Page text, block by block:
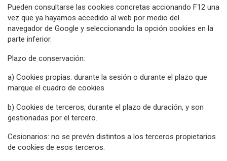
Pueden consultarse las cookies concretas accionando F12 una
vez que ya hayamos accedido al web por medio del
navegador de Google y seleccionando la opción cookies en la
parte inferior.
Plazo de conservación:
a) Cookies propias: durante la sesión o durante el plazo que
marque el cuadro de cookies
b) Cookies de terceros, durante el plazo de duración, y son
gestionadas por el tercero.
Cesionarios: no se prevén distintos a los terceros propietarios
de cookies de esos terceros.